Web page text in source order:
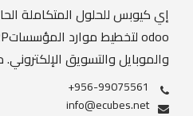
إي كيوبس للحلول المتكاملة
والموبايل والتسويق
+956-99075561
info@ecubes.net